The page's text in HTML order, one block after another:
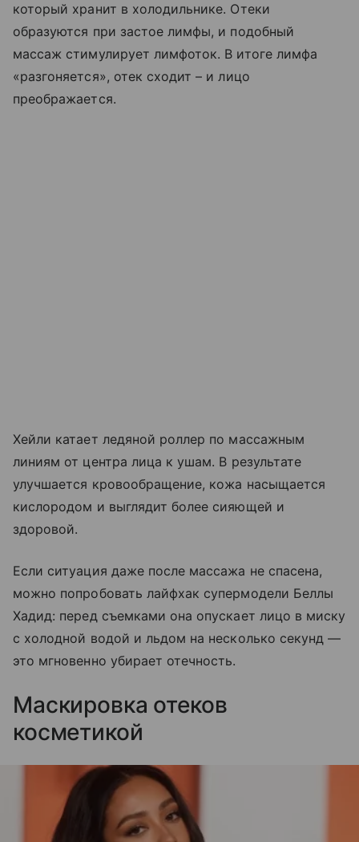
который хранит в холодильнике. Отеки
образуются при застое лимфы, и подобный
массаж стимулирует лимфоток. В итоге лимфа
«разгоняется», отек сходит – и лицо
преображается.
Хейли катает ледяной роллер по массажным
линиям от центра лица к ушам. В результате
улучшается кровообращение, кожа насыщается
кислородом и выглядит более сияющей и
здоровой.
Если ситуация даже после массажа не спасена,
можно попробовать лайфхак супермодели Беллы
Хадид: перед съемками она опускает лицо в миску
с холодной водой и льдом на несколько секунд —
это мгновенно убирает отечность.
Маскировка отеков
косметикой